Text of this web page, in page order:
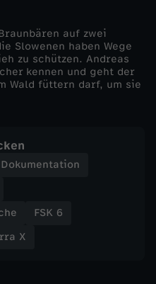
auf zwei
Slowenen haben Wege
zu schützen. Andreas
kennen und geht der
Wald füttern darf, um sie
Dokumentation
FSK 6
X